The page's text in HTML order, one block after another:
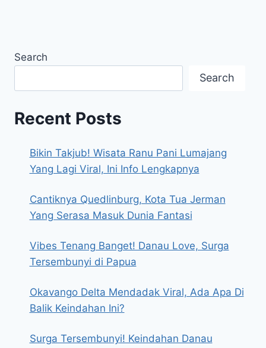
Search
Search
Recent Posts
Bikin Takjub! Wisata Ranu Pani Lumajang
Yang Lagi Viral, Ini Info Lengkapnya
Cantiknya Quedlinburg, Kota Tua Jerman
Yang Serasa Masuk Dunia Fantasi
Vibes Tenang Banget! Danau Love, Surga
Tersembunyi di Papua
Okavango Delta Mendadak Viral, Ada Apa Di
Balik Keindahan Ini?
Surga Tersembunyi! Keindahan Danau